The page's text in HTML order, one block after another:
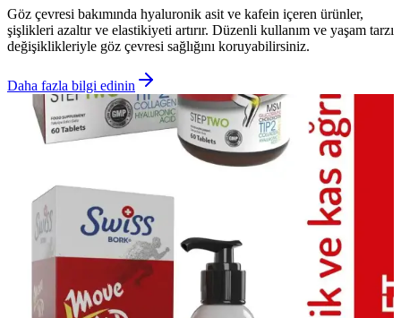
Göz çevresi bakımında hyaluronik asit ve kafein içeren ürünler,
şişlikleri azaltır ve elastikiyeti artırır. Düzenli kullanım ve yaşam tarzı
değişiklikleriyle göz çevresi sağlığını koruyabilirsiniz.
Daha fazla bilgi edinin